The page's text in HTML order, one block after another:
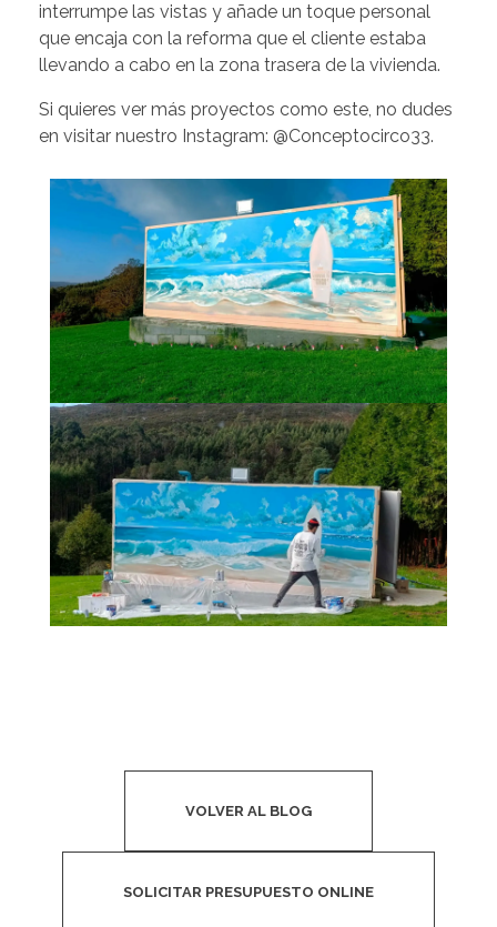
interrumpe las vistas y añade un toque personal
que encaja con la reforma que el cliente estaba
llevando a cabo en la zona trasera de la vivienda.
Si quieres ver más proyectos como este, no dudes
en visitar nuestro Instagram: @Conceptocirco33.
VOLVER AL BLOG
SOLICITAR PRESUPUESTO ONLINE